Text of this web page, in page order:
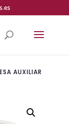
AUXILIAR